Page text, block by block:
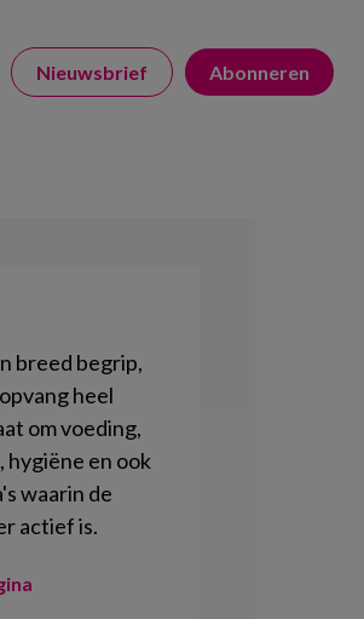
Nieuwsbrief Abonneren
breed begrip,
heel
om voeding,
hygiëne en ook
waarin de
actief is.